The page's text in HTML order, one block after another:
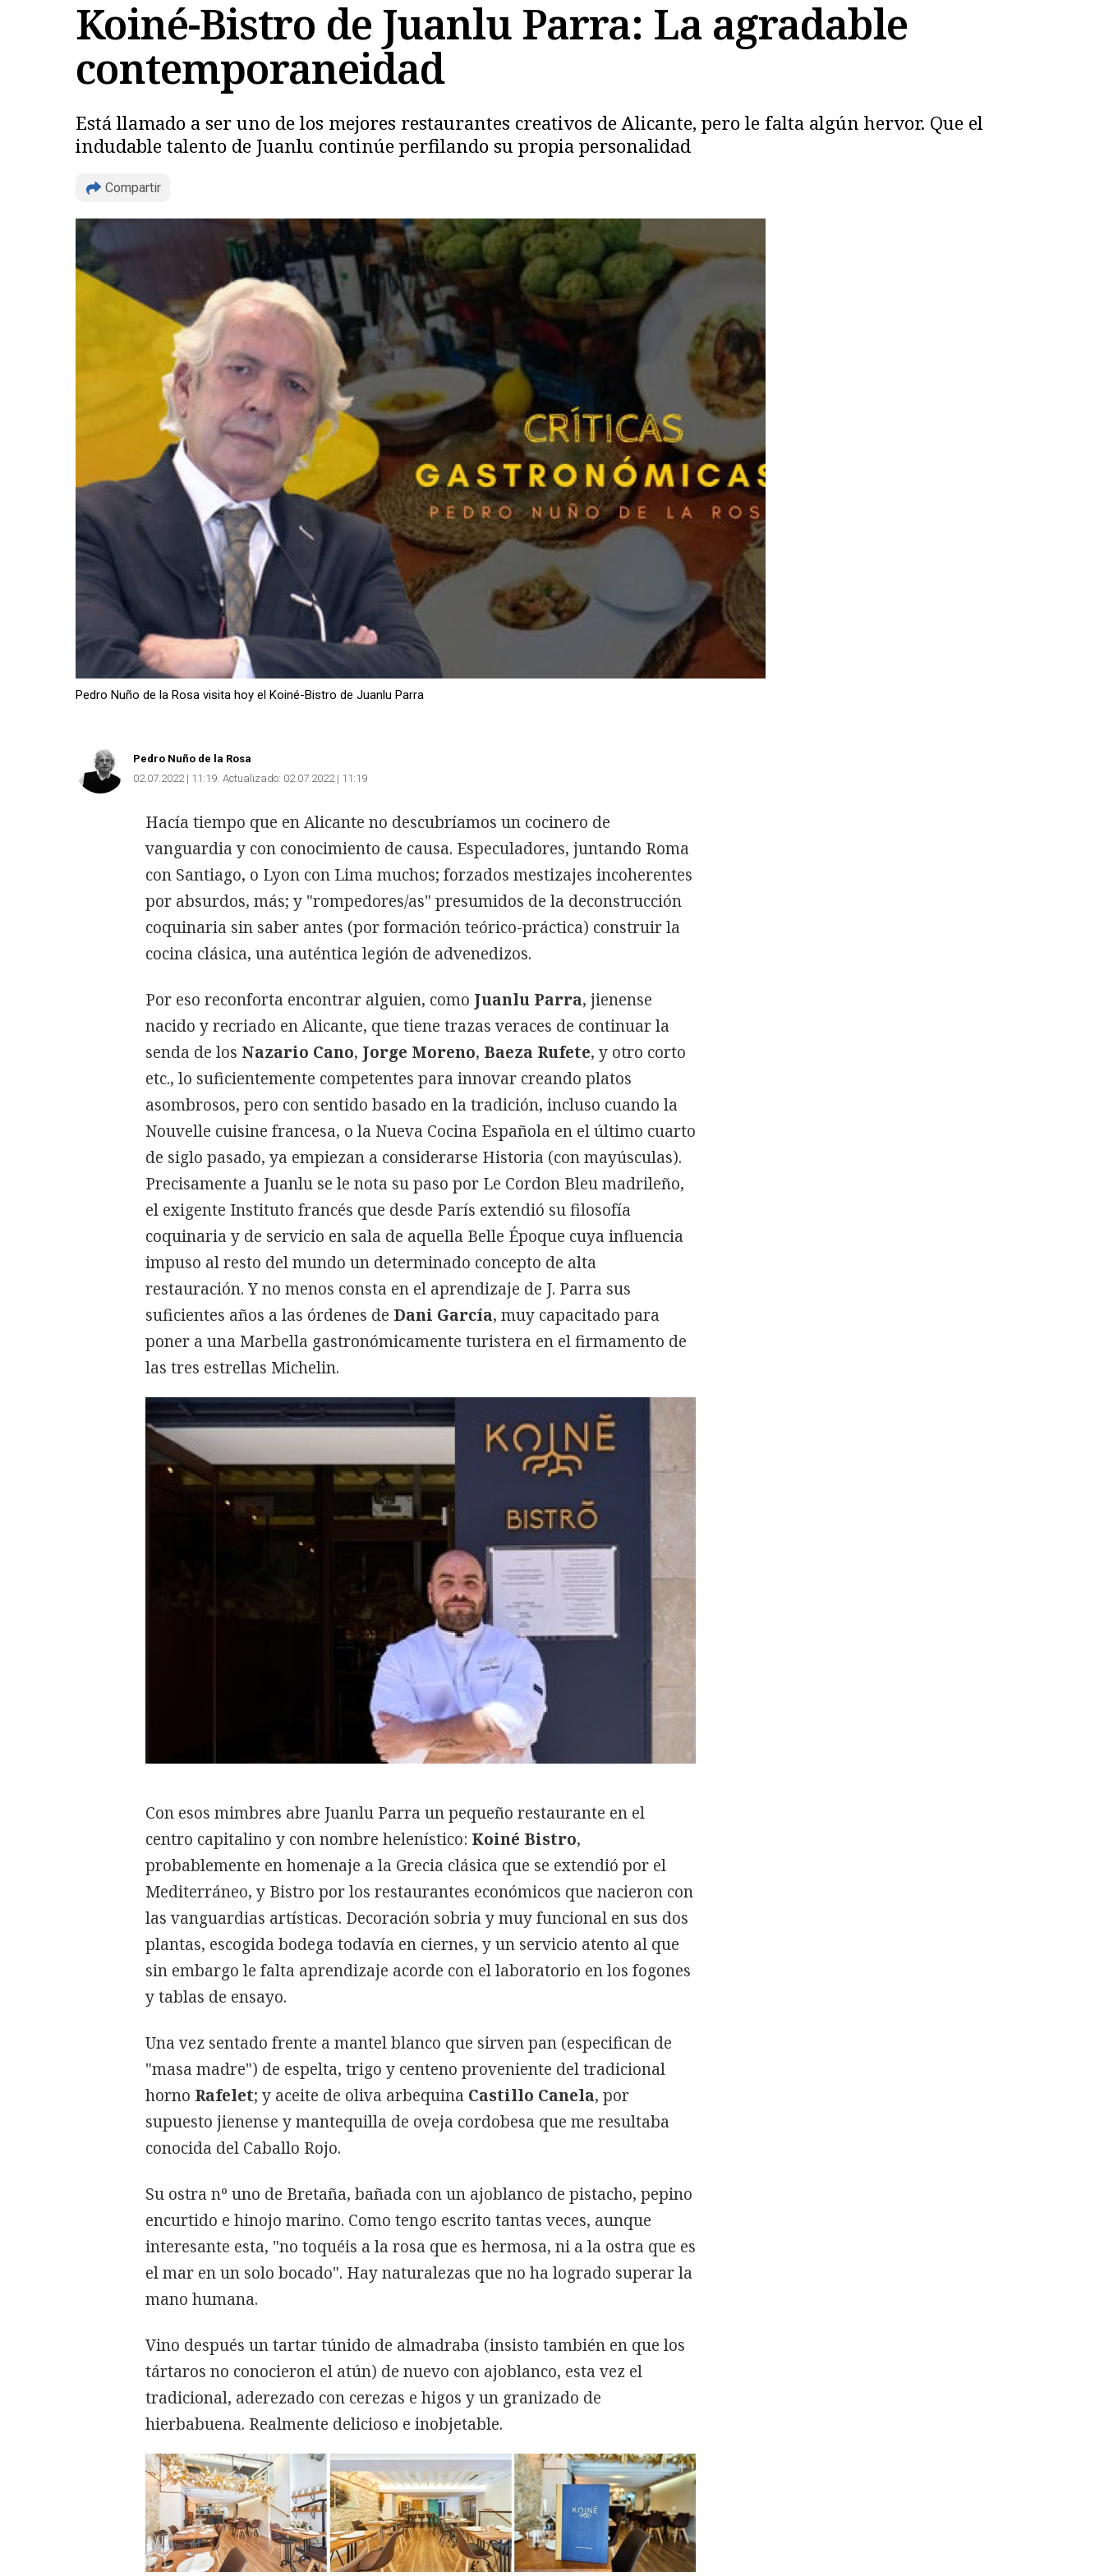
Koiné-Bistro de Juanlu Parra: La agradable
contemporaneidad
Está llamado a ser uno de los mejores restaurantes creativos de Alicante, pero le falta algún hervor. Que el
indudable talento de Juanlu continúe perfilando su propia personalidad
Compartir
Copiar
Pedro Nuño de la Rosa visita hoy el Koiné-Bistro de Juanlu Parra
Pedro Nuño de la Rosa
02.07.2022 | 11:19 Actualizado: 02.07.2022 | 11:19
Hacía tiempo que en Alicante no descubríamos un cocinero de
vanguardia y con conocimiento de causa. Especuladores, juntando Roma
con Santiago, o Lyon con Lima muchos; forzados mestizajes incoherentes
por absurdos, más; y "rompedores/as" presumidos de la deconstrucción
coquinaria sin saber antes (por formación teórico-práctica) construir la
cocina clásica, una auténtica legión de advenedizos.
Por eso reconforta encontrar alguien, como Juanlu Parra, jienense
nacido y recriado en Alicante, que tiene trazas veraces de continuar la
senda de los Nazario Cano, Jorge Moreno, Baeza Rufete, y otro corto
etc., lo suficientemente competentes para innovar creando platos
asombrosos, pero con sentido basado en la tradición, incluso cuando la
Nouvelle cuisine francesa, o la Nueva Cocina Española en el último cuarto
de siglo pasado, ya empiezan a considerarse Historia (con mayúsculas).
Precisamente a Juanlu se le nota su paso por Le Cordon Bleu madrileño,
el exigente Instituto francés que desde París extendió su filosofía
coquinaria y de servicio en sala de aquella Belle Époque cuya influencia
impuso al resto del mundo un determinado concepto de alta
restauración. Y no menos consta en el aprendizaje de J. Parra sus
suficientes años a las órdenes de Dani García, muy capacitado para
poner a una Marbella gastronómicamente turistera en el firmamento de
las tres estrellas Michelin.
Con esos mimbres abre Juanlu Parra un pequeño restaurante en el
centro capitalino y con nombre helenístico: Koiné Bistro,
probablemente en homenaje a la Grecia clásica que se extendió por el
Mediterráneo, y Bistro por los restaurantes económicos que nacieron con
las vanguardias artísticas. Decoración sobria y muy funcional en sus dos
plantas, escogida bodega todavía en ciernes, y un servicio atento al que
sin embargo le falta aprendizaje acorde con el laboratorio en los fogones
y tablas de ensayo.
Una vez sentado frente a mantel blanco que sirven pan (especifican de
"masa madre") de espelta, trigo y centeno proveniente del tradicional
horno Rafelet; y aceite de oliva arbequina Castillo Canela, por
supuesto jienense y mantequilla de oveja cordobesa que me resultaba
conocida del Caballo Rojo.
Su ostra nº uno de Bretaña, bañada con un ajoblanco de pistacho, pepino
encurtido e hinojo marino. Como tengo escrito tantas veces, aunque
interesante esta, "no toquéis a la rosa que es hermosa, ni a la ostra que es
el mar en un solo bocado". Hay naturalezas que no ha logrado superar la
mano humana.
Vino después un tartar túnido de almadraba (insisto también en que los
tártaros no conocieron el atún) de nuevo con ajoblanco, esta vez el
tradicional, aderezado con cerezas e higos y un granizado de
hierbabuena. Realmente delicioso e inobjetable.